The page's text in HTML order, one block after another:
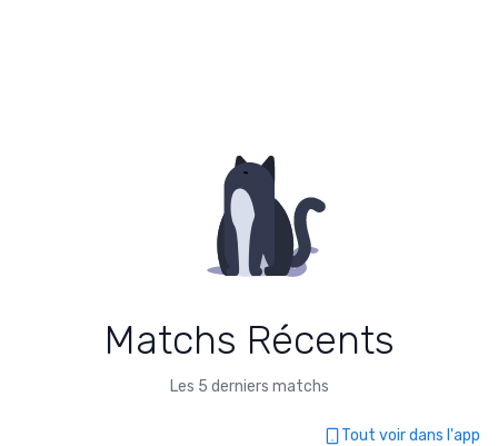
Matchs Récents
Les 5 derniers matchs
Tout voir dans l'app